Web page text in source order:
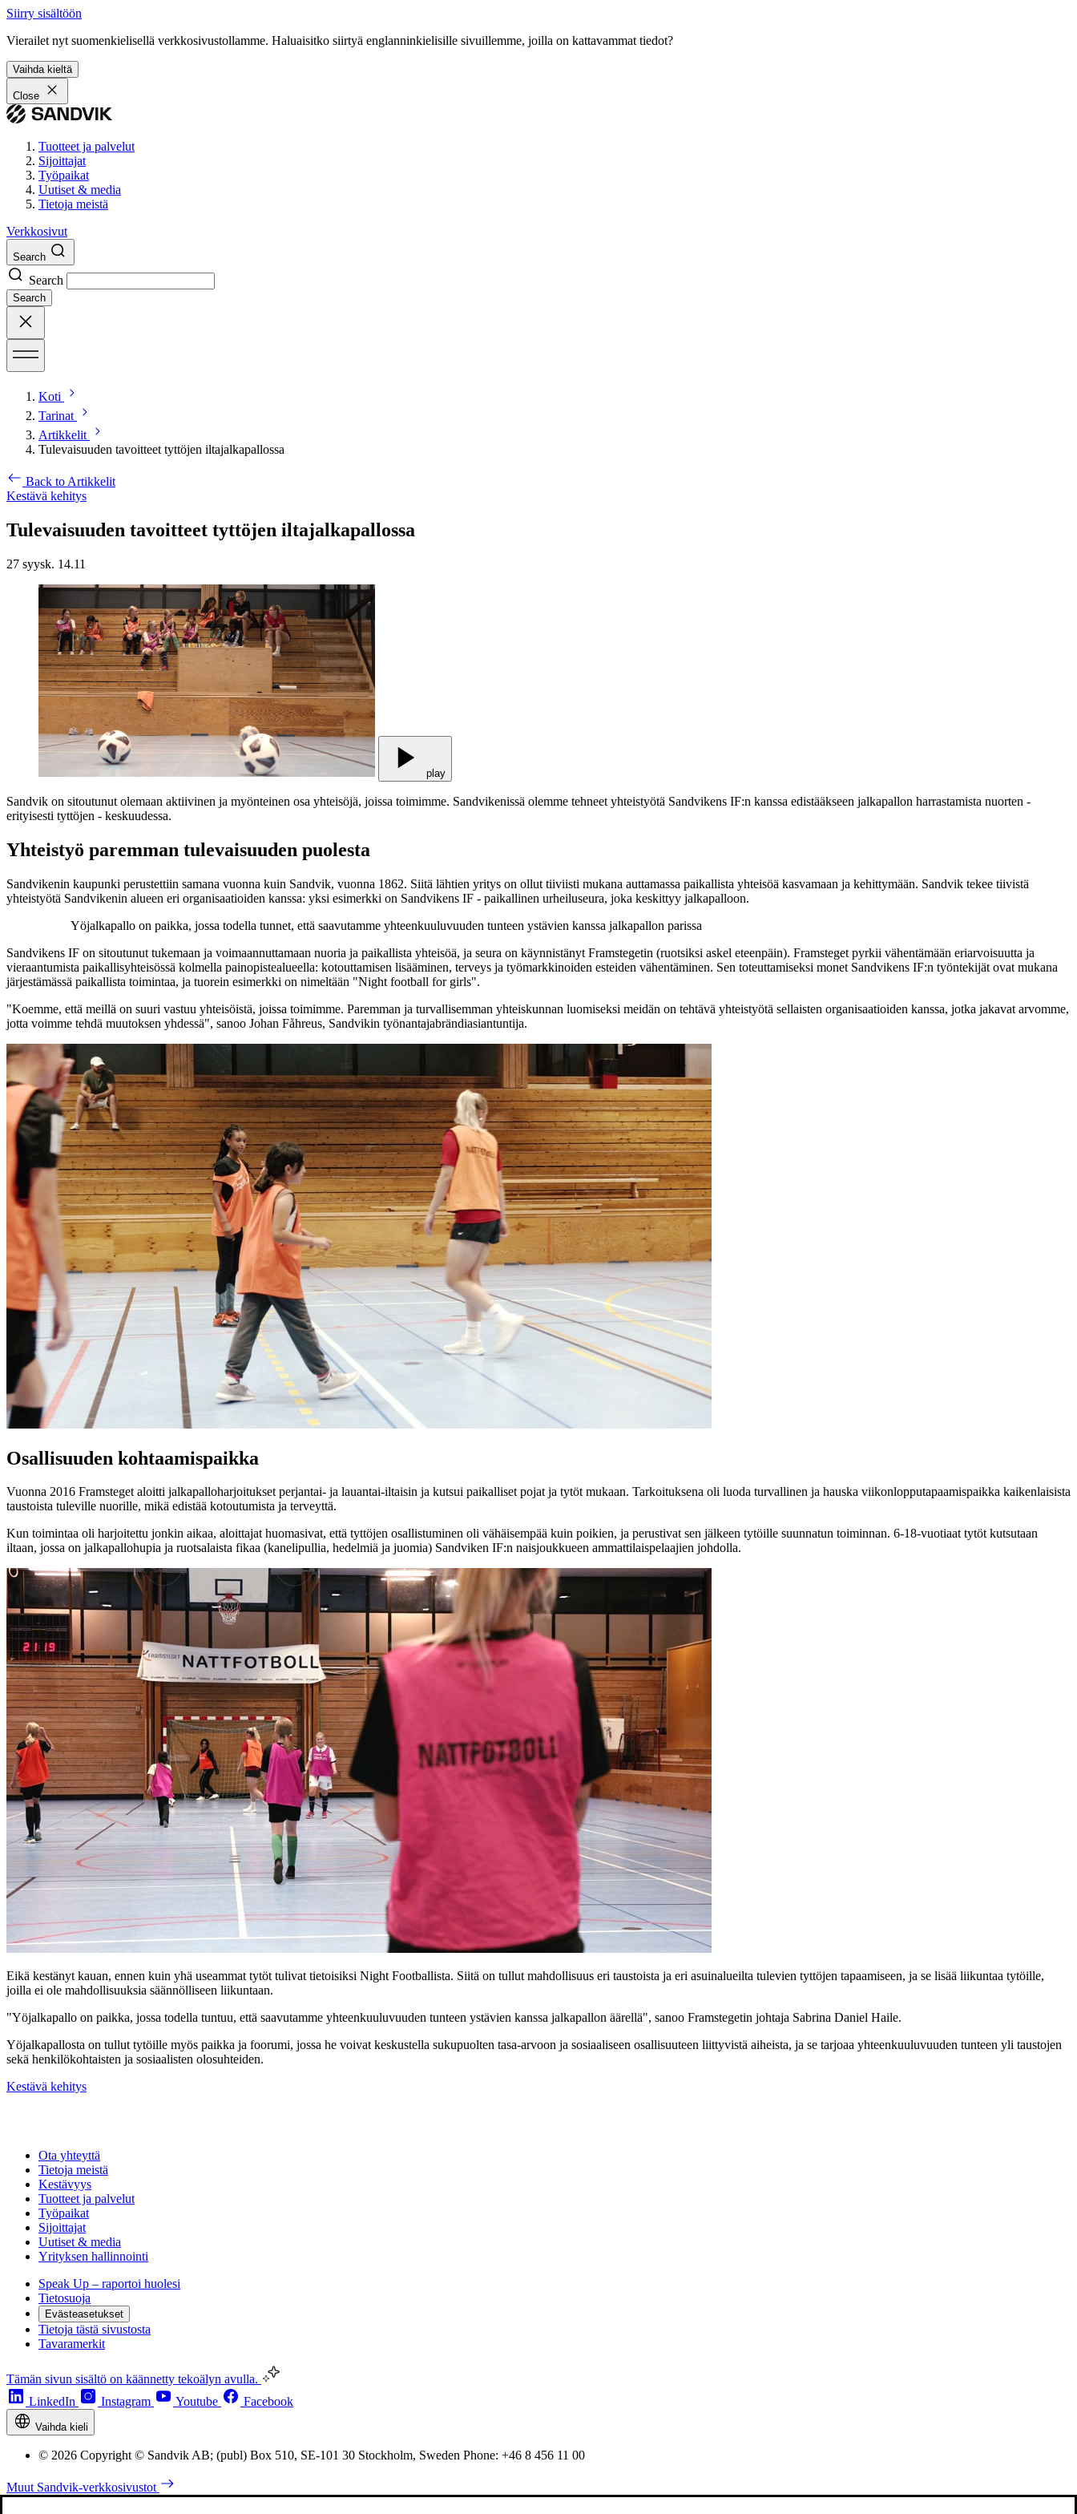
Siirry sisältöön
Vierailet nyt suomenkielisellä verkkosivustollamme. Haluaisitko siirtyä englanninkielisille sivuillemme, joilla on kattavammat tiedot?
Vaihda kieltä
Close
Tuotteet ja palvelut
Sijoittajat
Työpaikat
Uutiset & media
Tietoja meistä
Verkkosivut
Search
Search
Search
Koti
Tarinat
Artikkelit
Tulevaisuuden tavoitteet tyttöjen iltajalkapallossa
Back to Artikkelit
Kestävä kehitys
Tulevaisuuden tavoitteet tyttöjen iltajalkapallossa
27 syysk. 14.11
play
Sandvik on sitoutunut olemaan aktiivinen ja myönteinen osa yhteisöjä, joissa toimimme. Sandvikenissä olemme tehneet yhteistyötä Sandvikens IF:n kanssa edistääkseen jalkapallon harrastamista nuorten -
erityisesti tyttöjen - keskuudessa.
Yhteistyö paremman tulevaisuuden puolesta
Sandvikenin kaupunki perustettiin samana vuonna kuin Sandvik, vuonna 1862. Siitä lähtien yritys on ollut tiiviisti mukana auttamassa paikallista yhteisöä kasvamaan ja kehittymään. Sandvik tekee tiivistä
yhteistyötä Sandvikenin alueen eri organisaatioiden kanssa: yksi esimerkki on Sandvikens IF - paikallinen urheiluseura, joka keskittyy jalkapalloon.
Yöjalkapallo on paikka, jossa todella tunnet, että saavutamme yhteenkuuluvuuden tunteen ystävien kanssa jalkapallon parissa
Sandvikens IF on sitoutunut tukemaan ja voimaannuttamaan nuoria ja paikallista yhteisöä, ja seura on käynnistänyt Framstegetin (ruotsiksi askel eteenpäin). Framsteget pyrkii vähentämään eriarvoisuutta ja
vieraantumista paikallisyhteisössä kolmella painopistealueella: kotouttamisen lisääminen, terveys ja työmarkkinoiden esteiden vähentäminen. Sen toteuttamiseksi monet Sandvikens IF:n työntekijät ovat mukana
järjestämässä paikallista toimintaa, ja tuorein esimerkki on nimeltään "Night football for girls".
"Koemme, että meillä on suuri vastuu yhteisöistä, joissa toimimme. Paremman ja turvallisemman yhteiskunnan luomiseksi meidän on tehtävä yhteistyötä sellaisten organisaatioiden kanssa, jotka jakavat arvomme,
jotta voimme tehdä muutoksen yhdessä", sanoo Johan Fåhreus, Sandvikin työnantajabrändiasiantuntija.
Osallisuuden kohtaamispaikka
Vuonna 2016 Framsteget aloitti jalkapalloharjoitukset perjantai- ja lauantai-iltaisin ja kutsui paikalliset pojat ja tytöt mukaan. Tarkoituksena oli luoda turvallinen ja hauska viikonlopputapaamispaikka kaikenlaisista
taustoista tuleville nuorille, mikä edistää kotoutumista ja terveyttä.
Kun toimintaa oli harjoitettu jonkin aikaa, aloittajat huomasivat, että tyttöjen osallistuminen oli vähäisempää kuin poikien, ja perustivat sen jälkeen tytöille suunnatun toiminnan. 6-18-vuotiaat tytöt kutsutaan
iltaan, jossa on jalkapallohupia ja ruotsalaista fikaa (kanelipullia, hedelmiä ja juomia) Sandviken IF:n naisjoukkueen ammattilaispelaajien johdolla.
Eikä kestänyt kauan, ennen kuin yhä useammat tytöt tulivat tietoisiksi Night Footballista. Siitä on tullut mahdollisuus eri taustoista ja eri asuinalueilta tulevien tyttöjen tapaamiseen, ja se lisää liikuntaa tytöille,
joilla ei ole mahdollisuuksia säännölliseen liikuntaan.
"Yöjalkapallo on paikka, jossa todella tuntuu, että saavutamme yhteenkuuluvuuden tunteen ystävien kanssa jalkapallon äärellä", sanoo Framstegetin johtaja Sabrina Daniel Haile.
Yöjalkapallosta on tullut tytöille myös paikka ja foorumi, jossa he voivat keskustella sukupuolten tasa-arvoon ja sosiaaliseen osallisuuteen liittyvistä aiheista, ja se tarjoaa yhteenkuuluvuuden tunteen yli taustojen
sekä henkilökohtaisten ja sosiaalisten olosuhteiden.
Kestävä kehitys
Ota yhteyttä
Tietoja meistä
Kestävyys
Tuotteet ja palvelut
Työpaikat
Sijoittajat
Uutiset & media
Yrityksen hallinnointi
Speak Up – raportoi huolesi
Tietosuoja
Evästeasetukset
Tietoja tästä sivustosta
Tavaramerkit
Tämän sivun sisältö on käännetty tekoälyn avulla.
LinkedIn
Instagram Youtube Facebook
Vaihda kieli
© 2026 Copyright © Sandvik AB; (publ) Box 510, SE-101 30 Stockholm, Sweden Phone: +46 8 456 11 00
Muut Sandvik-verkkosivustot